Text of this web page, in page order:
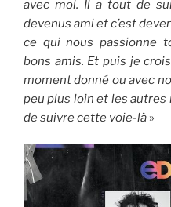
avec moi. Il a tout de
devenus ami et c’est
ce qui nous passionne
bons amis. Et puis je crois
moment donné ou avec
peu plus loin et les autres
de suivre cette voie-là »